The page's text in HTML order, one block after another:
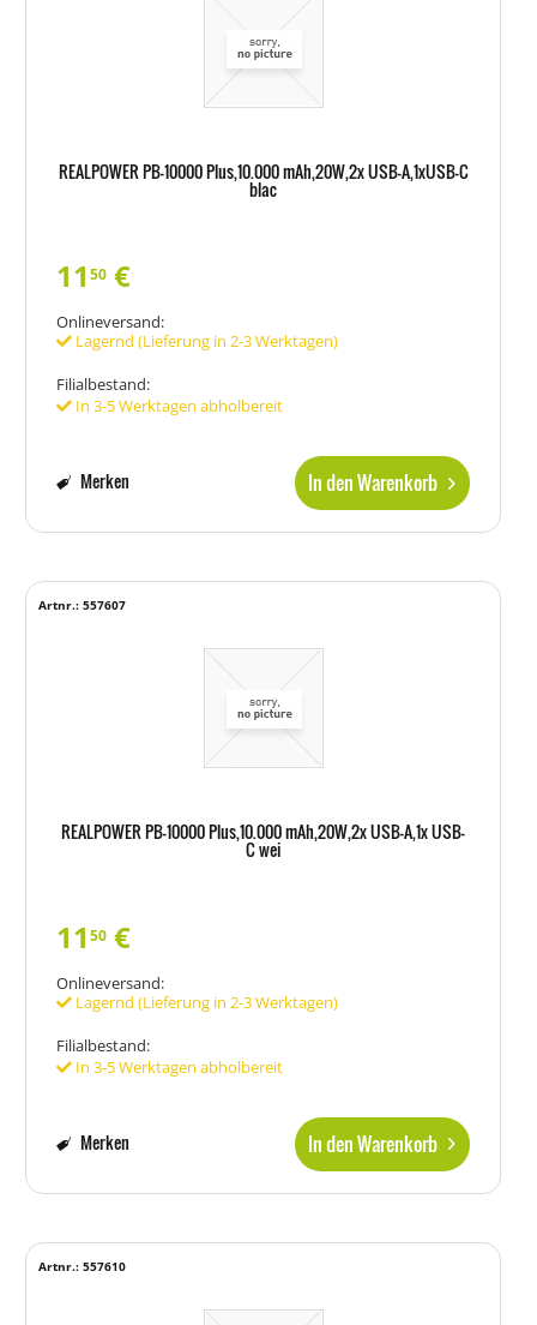
REALPOWER PB-10000 Plus,10.000 mAh,20W,2x USB-A,1xUSB-C
blac
1150 €
Onlineversand:
Lagernd (Lieferung in 2-3 Werktagen)
Filialbestand:
In 3-5 Werktagen abholbereit
In den Warenkorb
Merken
REALPOWER PB-10000 Plus,10.000 mAh,20W,2x USB-A,1x USB-
C wei
Artnr.: 557607
1150 €
Onlineversand:
Lagernd (Lieferung in 2-3 Werktagen)
Filialbestand:
In 3-5 Werktagen abholbereit
In den Warenkorb
Merken
Artnr.: 557610